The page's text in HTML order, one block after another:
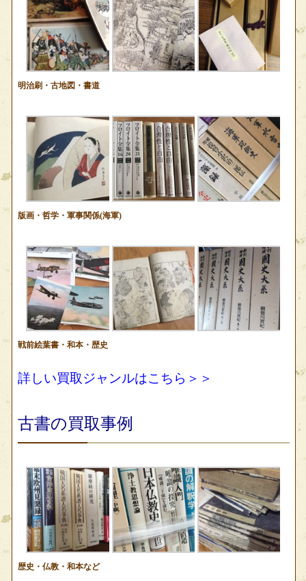
明治刷・古地図・書道
版画・哲学・軍事関係(海軍)
戦前絵葉書・和本・歴史
詳しい買取ジャンルはこちら＞＞
古書の買取事例
歴史・仏教・和本など